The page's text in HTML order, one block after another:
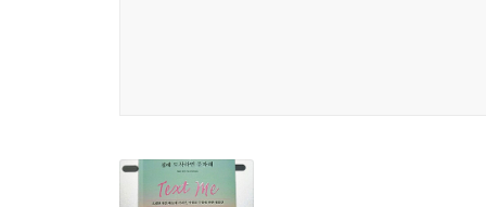
여성은 서로 보살피는 동물이다